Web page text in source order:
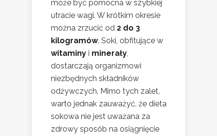
może być pomocna w szybkiej
utracie wagi. W krótkim okresie
można zrzucić od 2 do 3
kilogramów. Soki, obfitujące w
witaminy i minerały,
dostarczają organizmowi
niezbędnych składników
odżywczych. Mimo tych zalet,
warto jednak zauważyć, że dieta
sokowa nie jest uważana za
zdrowy sposób na osiągnięcie